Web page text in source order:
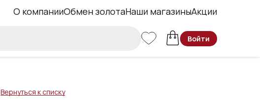
О компанииОбмен золотаНаши магазиныАкции
Войти
Вернуться к списку